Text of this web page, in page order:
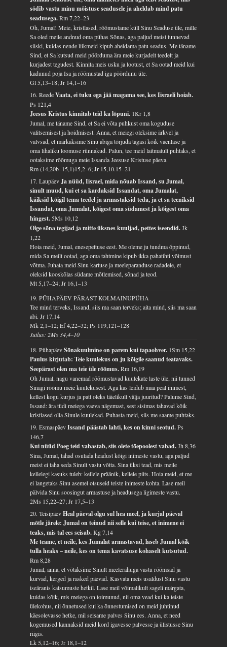
sõdib vastu minu mõistuse seadusele ja aheldab mind patu
seadusega.Rm 7,22–23
Oh, Jumal! Meie, kristlased, rõõmustame küll Sinu Seaduse üle, mille
Sa oled meile andnud oma pühas Sõnas, aga paljud meist tunnevad
siiski, kuidas nende liikmeid kipub aheldama patu seadus. Me täname
Sind, et Sa kutsud meid pöörduma ära meie kurjadelt teedelt ja
kurjadest tegudest. Kinnita meis usku ja lootust, et Sa ootad meid kui
kadunud poja Isa ja rõõmustad iga pöördunu üle.
Gl 5,13–18; Jr 14,1–16
16. ReedeVaata, ei tuku ega jää magama see, kes Iisraeli hoiab.
Ps 121,4
Jeesus Kristus kinnitab teid ka lõpuni. 1Kr 1,8
Jumal, me täname Sind, et Sa ei võta puhkust oma koguduse
valitsemisest ja hoidmisest. Anna, et meiegi oleksime ärkvel ja
valvsad, et märkaksime Sinu abiga tõrjuda tagasi kõik vaenlase ja
oma lihaliku loomuse rünnakud. Palun, tee meid laitmatult puhtaks, et
ootaksime rõõmuga meie Issanda Jeesuse Kristuse päeva.
Rm (14,20b–15,1)15,2–6; Jr 15,10.15–21
17. LaupäevJa nüüd, Iisrael, mida nõuab Issand, su Jumal,
sinult muud, kui et sa kardaksid Issandat, oma Jumalat,
käiksid kõigil tema teedel ja armastaksid teda, ja et sa teeniksid
Issandat, oma Jumalat, kõigest oma südamest ja kõigest oma
hingest.5Ms 10,12
Olge sõna tegijad ja mitte üksnes kuuljad, pettes iseendid.Jk
1,22
Hoia meid, Jumal, enesepettuse eest. Me oleme ju tundma õppinud,
mida Sa meilt ootad, aga oma tahtmine kipub ikka pahatihti võimust
võtma. Juhata meid Sinu kartuse ja meeleparanduse radadele, et
oleksid kooskõlas südame mõtlemised, sõnad ja teod.
Mt 5,17–24; Jr 16,1–13
19. PÜHAPÄEV PÄRAST KOLMAINUPÜHA
Tee mind terveks, Issand, siis ma saan terveks; aita mind, siis ma saan
abi.Jr 17,14
Mk 2,1–12; Ef 4,22–32; Ps 119,121–128
Jutlus: 2Ms 34,4–10
18. PühapäevSõnakuulmine on parem kui tapaohver. 1Sm 15,22
Paulus kirjutab: Teie kuulekus on ju kõigile saanud teatavaks.
Seepärast olen ma teie üle rõõmus.Rm 16,19
Oh Jumal, nagu vanemad rõõmustavad kuulekate laste üle, nii tunned
Sinagi rõõmu meie kuulekusest. Aga kas leidub maa peal inimest,
kellest kogu kurjus ja patt oleks täielikult välja juuritud? Palume Sind,
Issand: ära tüdi meiega vaeva nägemast, sest sisimas tahavad kõik
kristlased olla Sinule kuulekad. Puhasta meid, siis me saame puhtaks.
19. EsmaspäevIssand päästab lahti, kes on kinni seotud.Ps
146,7
Kui nüüd Poeg teid vabastab, siis olete tõepoolest vabad.Jh 8,36
Sina, Jumal, tahad osutada headust kõigi inimeste vastu, aga paljud
meist ei taha seda Sinult vastu võtta. Sina üksi tead, mis meile
kellelegi kasuks tuleb: kellele präänik, kellele piits. Hoia meid, et me
ei langetaks Sinu asemel otsuseid teiste inimeste kohta. Lase meil
pälvida Sinu soosingut armastuse ja headusega ligimeste vastu.
2Ms 15,22–27; Jr 17,5–13
20. TeisipäevHeal päeval olgu sul hea meel, ja kurjal päeval
mõtle järele: Jumal on teinud nii selle kui teise, et inimene ei
teaks, mis tal ees seisab.Kg 7,14
Me teame, et neile, kes Jumalat armastavad, laseb Jumal kõik
tulla heaks – neile, kes on tema kavatsuse kohaselt kutsutud.
Rm 8,28
Jumal, anna, et võtaksime Sinult meelerahuga vastu rõõmsad ja
kurvad, kerged ja rasked päevad. Kasvata meis usaldust Sinu vastu
iseäranis katsumuste hetkil. Lase meil võimalikult sageli märgata,
kuidas kõik, mis meiega on toimunud, nii oma vead kui ka teiste
ülekohus, nii õnnetused kui ka õnnestumised on meid juhtinud
käesolevasse hetke, mil seisame palves Sinu ees. Anna, et need
kogemused kannaksid meid kord igavesse palvesse ja ülistusse Sinu
riigis.
Lk 5,12–16; Jr 18,1–12